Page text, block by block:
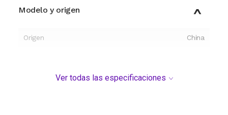
Modelo y origen
Origen China
Ver todas las especificaciones